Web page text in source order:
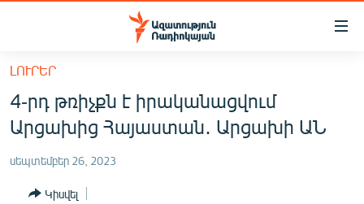
Մատչելիության
հիմնական
բովանդակությանը
Անցնել
հիմնական
մենյուին
ՀԱՅԱՍՏԱՆ
ՔԱՂԱՔԱԿԱՆ
ԸՆՏՐՈՒԹՅՈՒՆՆԵՐ 2026
ԼՈՒՐԵՐ
4-րդ թռիչքն է իրականացվում
Արցախից Հայաստան․ Արցախի ԱՆ
սեպտեմբեր 26, 2023
Կիսվել